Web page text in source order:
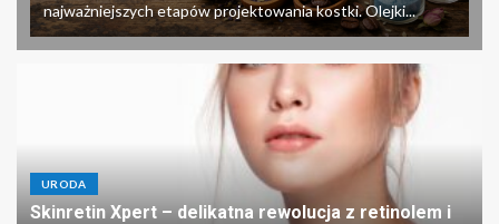
najważniejszych etapów projektowania kostki. Olejki...
URODA
Skinretin Xpert – delikatna rewolucja z retinolem i